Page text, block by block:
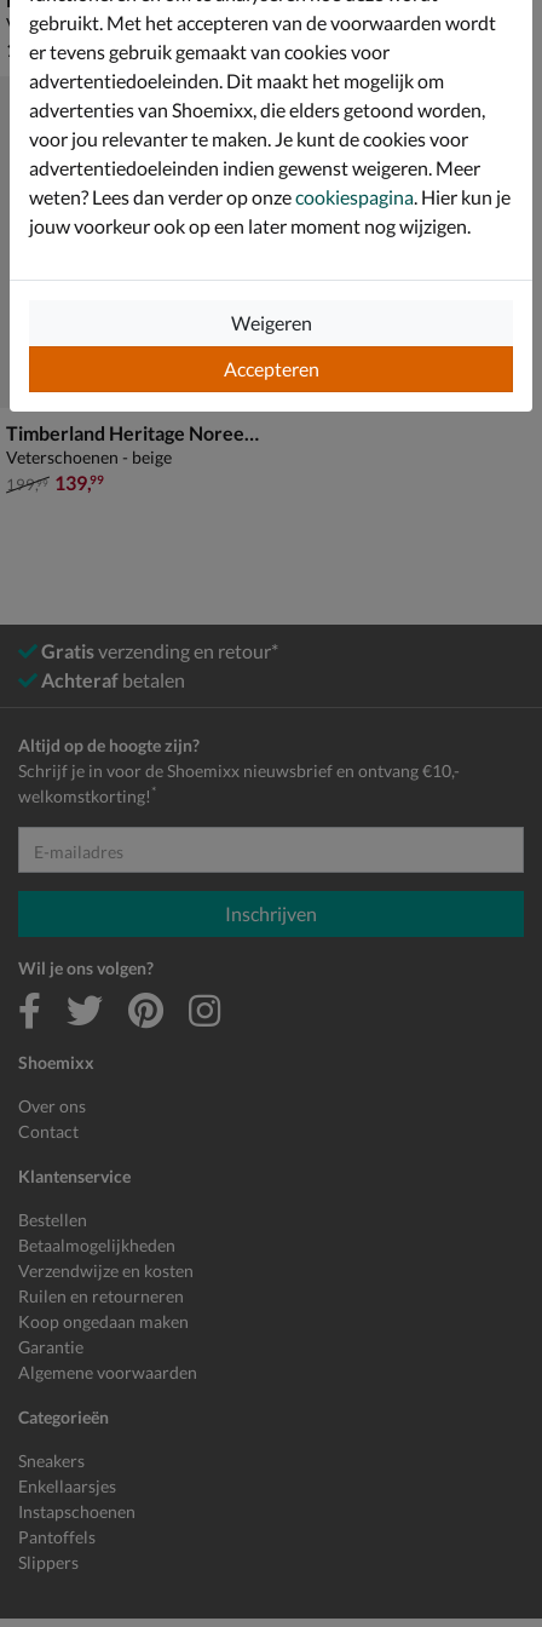
Veterboots - beige
€ 159,99
159,99
Veterboots - beige
van € 159,99 voor € 111,99
159,99 111,99
Timberland Heritage Noreen 3-Eye Lug
Veterschoenen - beige
van € 199,99 voor € 139,99
199,99 139,99
Gratisverzending en retour*
Achteraf betalen
Shoemixx
Over ons
Contact
Klantenservice
Bestellen
Betaalmogelijkheden
Verzendwijze en kosten
Ruilen en retourneren
Koop ongedaan maken
Garantie
Algemene voorwaarden
Categorieën
Sneakers
Enkellaarsjes
Instapschoenen
Pantoffels
Slippers
Altijd op de hoogte zijn?
Schrijf je in voor de Shoemixx nieuwsbrief en ontvang €10,-
welkomstkorting! *
E-mailadres
Inschrijven
Wil je ons volgen?
gebruikt. Met het accepteren van de voorwaarden wordt
er tevens gebruik gemaakt van cookies voor
advertentiedoeleinden. Dit maakt het mogelijk om
advertenties van Shoemixx, die elders getoond worden,
voor jou relevanter te maken. Je kunt de cookies voor
advertentiedoeleinden indien gewenst weigeren. Meer
weten? Lees dan verder op onzecookiespagina. Hier kun je
jouw voorkeur ook op een later moment nog wijzigen.
Accepteren
Weigeren